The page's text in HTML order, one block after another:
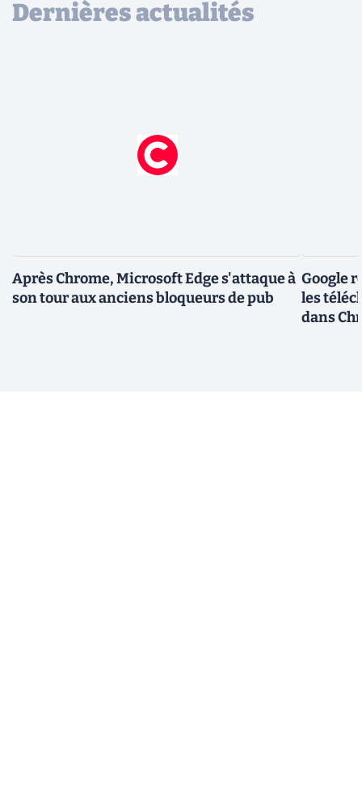
Dernières actualités
Après Chrome, Microsoft Edge s'attaque à
son tour aux anciens bloqueurs de pub
Google
les
dans